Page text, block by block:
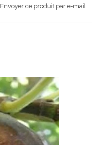
new
Envoyer ce produit par e-mail